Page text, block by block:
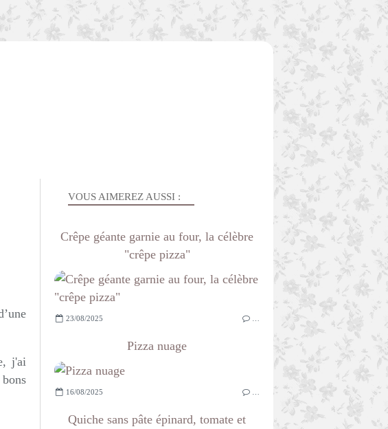
j'ai
VOUS AIMEREZ AUSSI :
Crêpe géante garnie au four, la célèbre
"crêpe pizza"
23/08/2025
Pizza nuage
16/08/2025
Quiche sans pâte épinard, tomate et